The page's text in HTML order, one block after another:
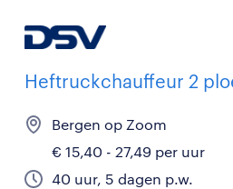
Heftruckchauffeur 2
Bergen op Zoom
€ 15,40 - 27,49 per uur
40 uur, 5 dagen p.w.